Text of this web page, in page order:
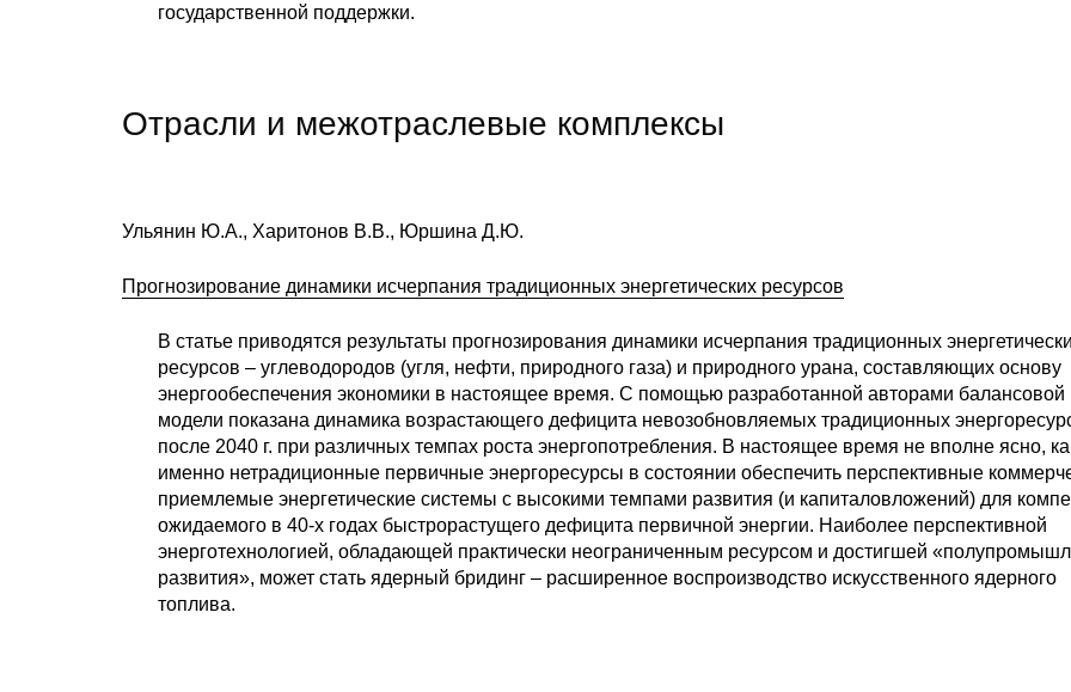
государственной поддержки.
Отрасли и межотраслевые комплексы
Ульянин Ю.А., Харитонов В.В., Юршина Д.Ю.
Прогнозирование динамики исчерпания традиционных энергетических ресурсов
В статье приводятся результаты прогнозирования динамики исчерпания традиционных
ресурсов – углеводородов (угля, нефти, природного газа) и природного урана, составляющих основу
энергообеспечения экономики в настоящее время. С помощью разработанной авторами балансовой
модели показана динамика возрастающего дефицита невозобновляемых традиционных
после 2040 г. при различных темпах роста энергопотребления. В настоящее время не вполне ясно,
именно нетрадиционные первичные энергоресурсы в состоянии обеспечить перспективные
приемлемые энергетические системы с высокими темпами развития (и капиталовложений) для
ожидаемого в 40-х годах быстрорастущего дефицита первичной энергии. Наиболее перспективной
энерготехнологией, обладающей практически неограниченным ресурсом и достигшей
развития», может стать ядерный бридинг – расширенное воспроизводство искусственного ядерного
топлива.